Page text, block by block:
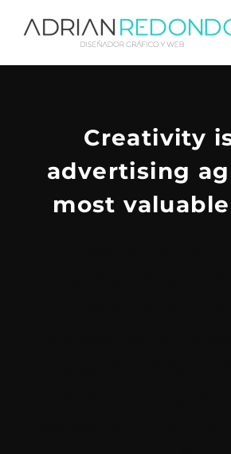
Creativity
advertising
most